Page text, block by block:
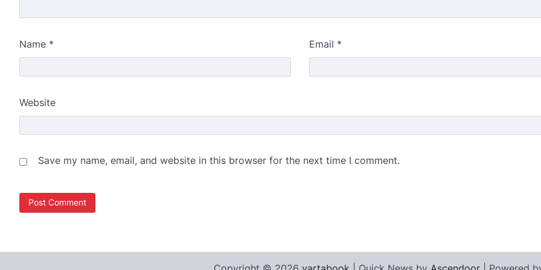
Name * Email *
Website
Save my name, email, and website in this browser for the next time I comment.